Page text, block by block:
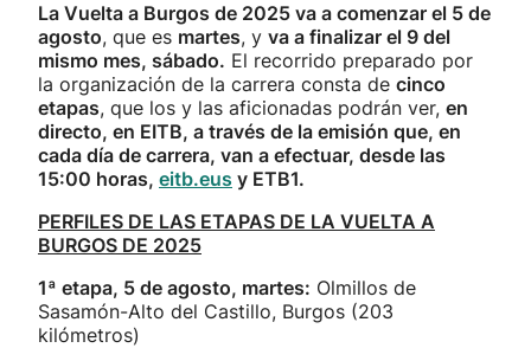
La Vuelta a Burgos de 2025 va a comenzar el 5 de
agosto, que es martes, y va a finalizar el 9 del
mismo mes, sábado. El recorrido preparado por
la organización de la carrera consta de cinco
etapas, que los y las aficionadas podrán ver, en
directo, en EITB, a través de la emisión que, en
cada día de carrera, van a efectuar, desde las
15:00 horas, eitb.eus y ETB1.
PERFILES DE LAS ETAPAS DE LA VUELTA A
BURGOS DE 2025
1ª etapa, 5 de agosto, martes: Olmillos de
Sasamón-Alto del Castillo, Burgos (203
kilómetros)